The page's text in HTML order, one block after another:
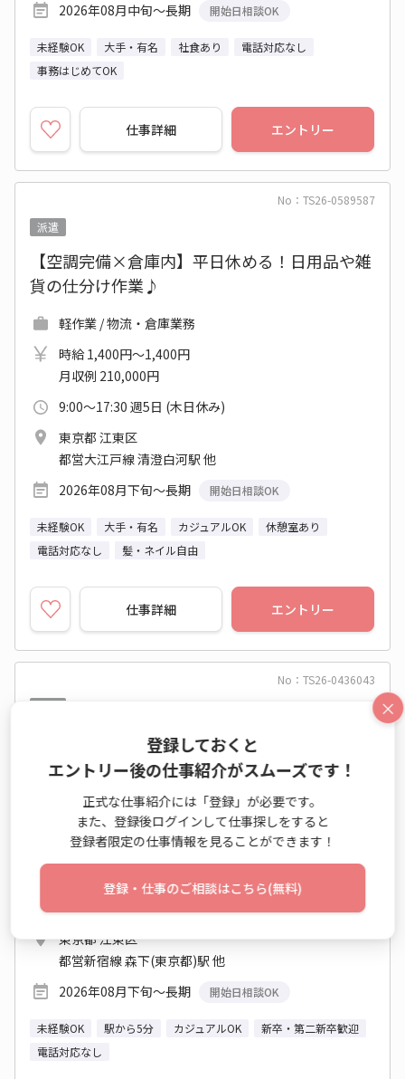
2026年08月中旬～長期
開始日相談OK
未経験OK 大手・有名 社食あり
電話対応なし
事務はじめてOK
仕事詳細 エントリー
No：TS26-0589587
派遣
【空調完備×倉庫内】平日休める！日用品や雑
貨の仕分け作業♪
軽作業 / 物流・倉庫業務
時給 1,400円～1,400円
月収例 210,000円
9:00～17:30 週5日 (木日休み)
東京都 江東区
都営大江戸線 清澄白河駅 他
2026年08月下旬～長期
開始日相談OK
未経験OK 大手・有名 カジュアルOK
休憩室あり
電話対応なし
髪・ネイル自由
仕事詳細 エントリー
No：TS26-0436043
【AutoCAD×土木経験ある方★】下水道の図面
修正♪残業なし
CAD操作業務（建築・土木系） / CAD操作業務 / 一般事
務・OA事務
9:00～16:00 週5日 (土日祝休み)
東京都 江東区
都営新宿線 森下(東京都)駅 他
2026年08月下旬～長期
開始日相談OK
未経験OK 駅から5分 カジュアルOK
新卒・第二新卒歓迎
電話対応なし
×
登録しておくと
エントリー後の仕事紹介がスムーズです！
正式な仕事紹介には「登録」が必要です。
また、登録後ログインして仕事探しをすると
登録者限定の仕事情報を見ることができます！
登録・仕事のご相談はこちら(無料)